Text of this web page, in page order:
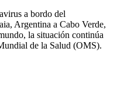
a bordo del
Argentina a Cabo Verde,
la situación continúa
de la Salud (OMS).